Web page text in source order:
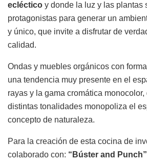
ecléctico y donde la luz y las plantas
protagonistas para generar un
y único, que invite a disfrutar de
calidad.
Ondas y muebles orgánicos con
una tendencia muy presente en el
rayas y la gama cromática
distintas tonalidades monopoliza el
concepto de naturaleza.
Para la creación de esta cocina de
colaborado con: “Búster and Punch”